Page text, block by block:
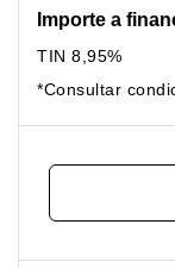
Importe a
TIN 8,95%
*Consultar